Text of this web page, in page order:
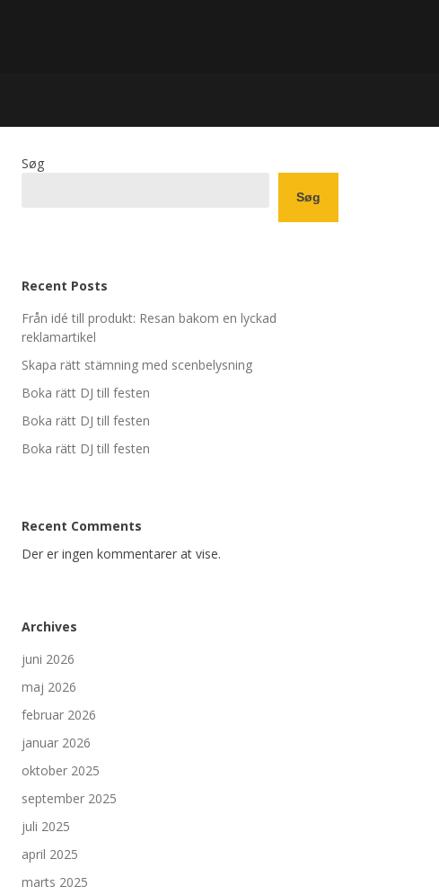
Søg
Søg
Recent Posts
Från idé till produkt: Resan bakom en lyckad
reklamartikel
Skapa rätt stämning med scenbelysning
Boka rätt DJ till festen
Boka rätt DJ till festen
Boka rätt DJ till festen
Recent Comments
Der er ingen kommentarer at vise.
Archives
juni 2026
maj 2026
februar 2026
januar 2026
oktober 2025
september 2025
juli 2025
april 2025
marts 2025